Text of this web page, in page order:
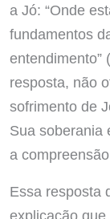
a Jó: “Onde
fundamentos
entendimento”
resposta, não
sofrimento de
Sua soberania
a
Essa resposta